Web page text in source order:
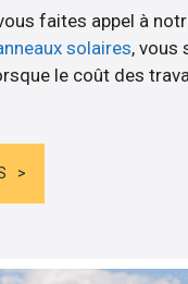
faites appel à
solaires, vous
le coût des